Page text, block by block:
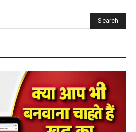
Search